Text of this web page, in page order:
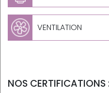
VENTILATION
NOS CERTIFICATIONS